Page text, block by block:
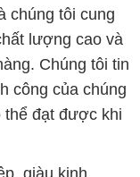
chúng tôi cung
lượng cao và
Chúng tôi tin
công của chúng
thể đạt được khi